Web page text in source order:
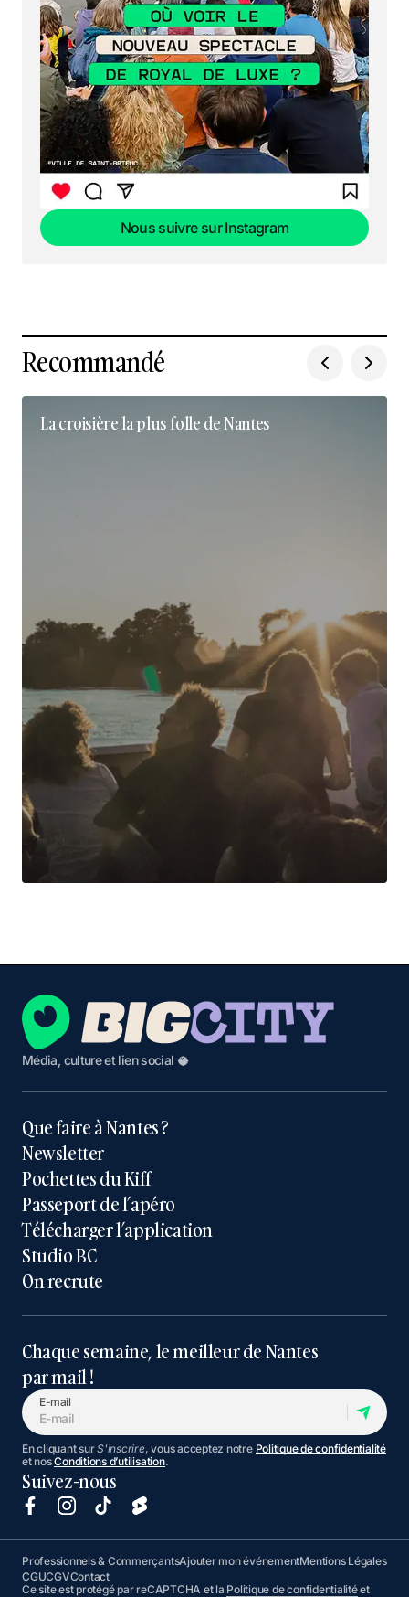
Nous suivre sur Instagram
Recommandé
La croisière la plus folle de Nantes
Média, culture et lien social 🥥
Que faire à Nantes ?
Newsletter
Pochettes du Kiff
Passeport de l’apéro
Télécharger l’application
Studio BC
On recrute
Chaque semaine, le meilleur de Nantes
par mail !
E-mail
En cliquant surS'inscrire, vous acceptez notre Politique de confidentialité
et nosConditions d’utilisation.
Suivez-nous
Professionnels & CommerçantsAjouter mon événementMentions Légales
CGUCGVContact
Ce site est protégé par reCAPTCHA et la Politique de confidentialitéet